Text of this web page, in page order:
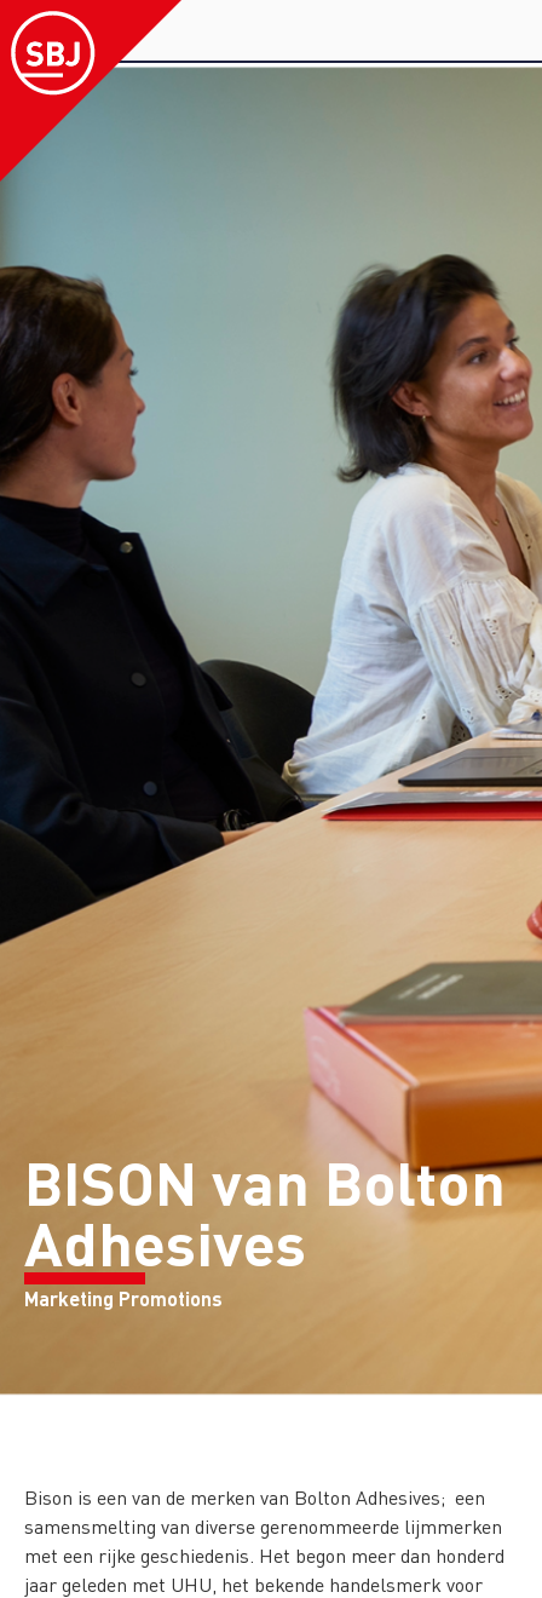
BISON van Bolton
Adhesives
Marketing Promotions
Bison is een van de merken van Bolton Adhesives; een
samensmelting van diverse gerenommeerde lijmmerken
met een rijke geschiedenis. Het begon meer dan honderd
jaar geleden met UHU, het bekende handelsmerk voor